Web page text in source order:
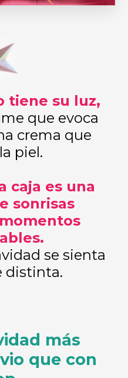
tiene su luz,
que evoca
crema que
piel.
caja es una
sonrisas
se sienta
distinta.
más
que con